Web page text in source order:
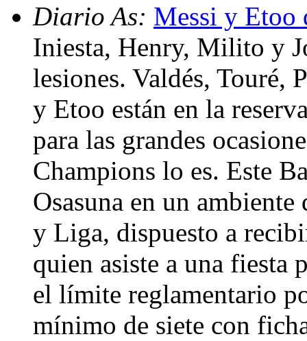
Diario As: Messi y Etoo
Iniesta, Henry, Milito y
lesiones. Valdés, Touré,
y Etoo están en la
para las grandes
Champions lo es. Este
Osasuna en un
y Liga, dispuesto a
quien asiste a una fiesta
el límite reglamentario
mínimo de siete con